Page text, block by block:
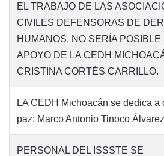
EL TRABAJO DE LAS
CIVILES DEFENSORAS DE
HUMANOS, NO SERÍA POSIBLE
APOYO DE LA CEDH
CRISTINA CORTÉS CARRILLO.
LA CEDH Michoacán se dedica a
paz: Marco Antonio Tinoco
PERSONAL DEL ISSSTE SE